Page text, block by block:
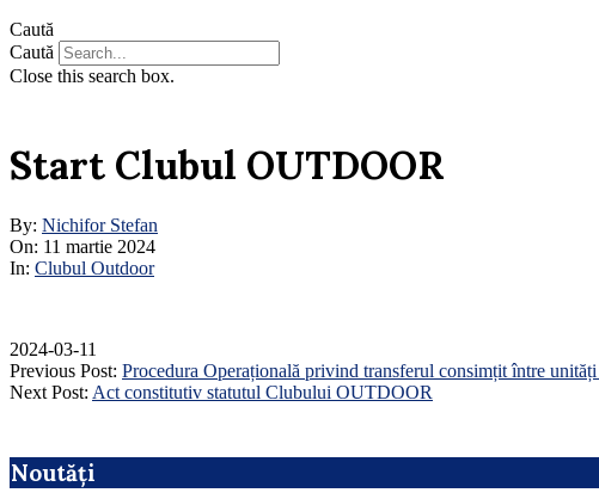
Caută
Caută
Close this search box.
Start Clubul OUTDOOR
By: Nichifor Stefan
On: 11 martie 2024
In: Clubul Outdoor
2024-03-11
Previous Post: Procedura Operațională privind transferul consimțit între
Next Post: Act constitutiv statutul Clubului OUTDOOR
Noutăți